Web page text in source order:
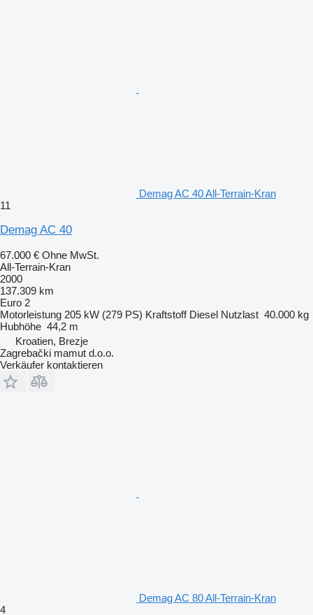
Demag AC 40 All-Terrain-Kran
11
Demag AC 40
67.000 € Ohne MwSt.
All-Terrain-Kran
2000
137.309 km
Euro 2
Motorleistung 205 kW (279 PS) Kraftstoff Diesel Nutzlast 40.000 kg
Hubhöhe 44,2 m
Kroatien, Brezje
Zagrebački mamut d.o.o.
Verkäufer kontaktieren
Demag AC 80 All-Terrain-Kran
4